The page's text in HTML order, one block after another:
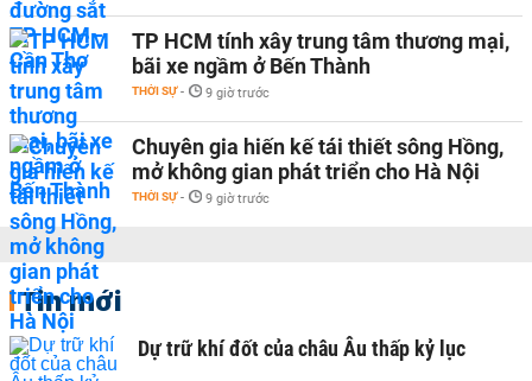
TP HCM tính xây trung tâm thương mại,
bãi xe ngầm ở Bến Thành
THỜI SỰ - 9 giờ trước
Chuyên gia hiến kế tái thiết sông Hồng,
mở không gian phát triển cho Hà Nội
THỜI SỰ - 9 giờ trước
Tin mới
Dự trữ khí đốt của châu Âu thấp kỷ lục